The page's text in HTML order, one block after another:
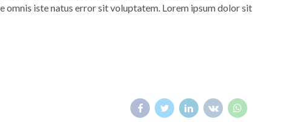
omnis iste natus error sit voluptatem. Lorem ipsum dolor sit